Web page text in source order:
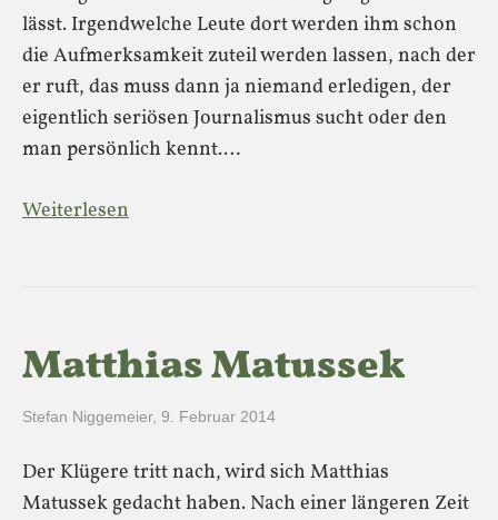
lässt. Irgendwelche Leute dort werden ihm schon
die Aufmerksamkeit zuteil werden lassen, nach der
er ruft, das muss dann ja niemand erledigen, der
eigentlich seriösen Journalismus sucht oder den
man persönlich kennt.…
Weiterlesen
Matthias Matussek
Stefan Niggemeier, 9. Februar 2014
Der Klügere tritt nach, wird sich Matthias
Matussek gedacht haben. Nach einer längeren Zeit